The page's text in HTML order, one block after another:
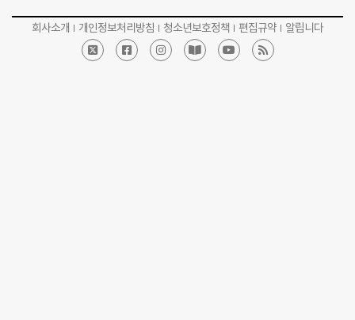
회사소개 개인정보처리방침 청소년보호정책 편집규약 알립니다